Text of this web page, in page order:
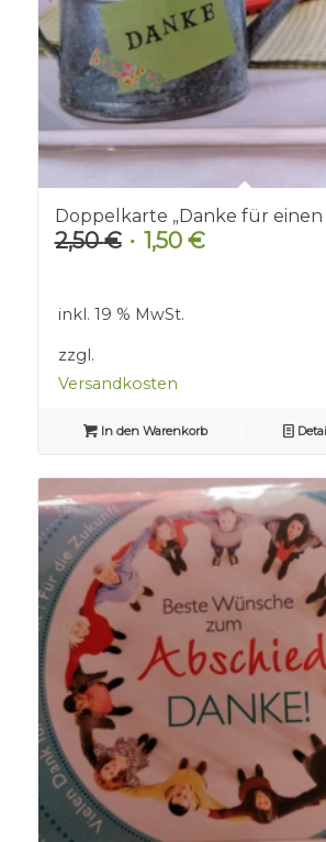
Doppelkarte „Danke für einen
2,50€ Ursprünglicher
2,50 €
1,50 €Aktueller
inkl. 19 % MwSt.
zzgl.
Versandkosten
In den Warenkorb